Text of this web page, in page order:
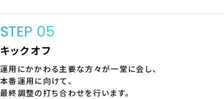
STEP 05
キックオフ
運用にかかわる主要な方々が一堂に会し、
本番運用に向けて、
最終調整の打ち合わせを行います。